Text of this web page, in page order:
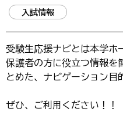
入試情報
受験生応援ナビとは本学ホ
保護者の方に役立つ情報を
とめた、ナビゲーション目
ぜひ、ご利用ください！！